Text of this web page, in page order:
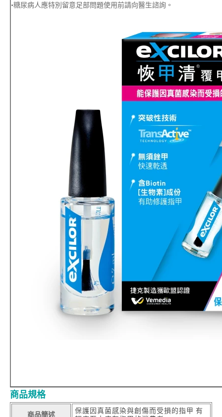
•糖尿病人應特別留意足部問題使用前請向醫生諮詢。
商品規格
商品簡述
保護因真菌感染與創傷而受損的指甲 有